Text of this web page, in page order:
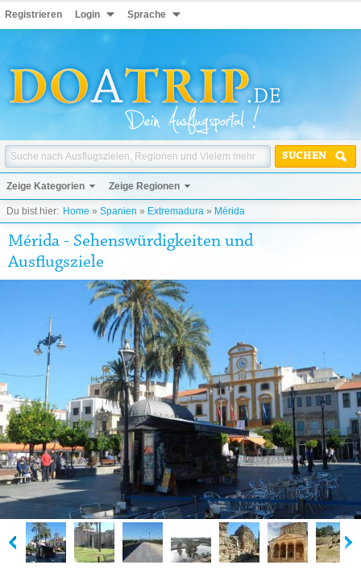
Registrieren Login Sprache
SUCHEN
Zeige Kategorien Zeige Regionen
Du bist hier: Home » Spanien » Extremadura » Mérida
Mérida - Sehenswürdigkeiten und
Ausflugsziele